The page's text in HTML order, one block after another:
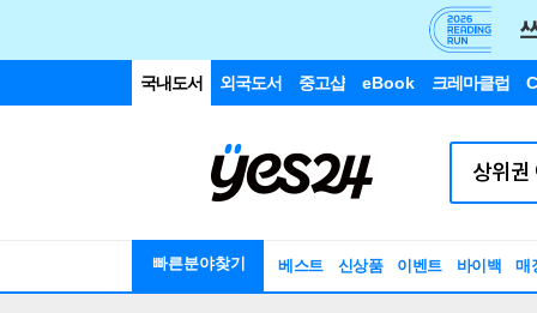
국내도서 외국도서 중고샵 eBook 크레마클럽
빠른분야찾기 베스트 신상품 이벤트 바이백 매